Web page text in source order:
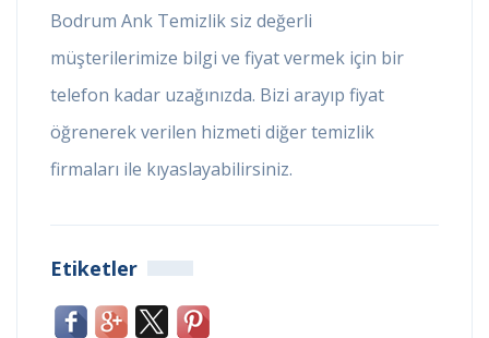
Bodrum Ank Temizlik siz değerli
müşterilerimize bilgi ve fiyat vermek için bir
telefon kadar uzağınızda. Bizi arayıp fiyat
öğrenerek verilen hizmeti diğer temizlik
firmaları ile kıyaslayabilirsiniz.
Etiketler